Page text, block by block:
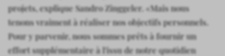
projets, explique Sandro Zinggeler. «Mais nous
tenons vraiment à réaliser nos objectifs personnels.
Pour y parvenir, nous sommes prêts à fournir un
effort supplémentaire à l'issu de notre quotidien